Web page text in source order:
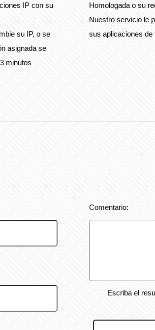
IP con su
su IP, o se
asignada se
minutos
Homologada o su
Nuestro servicio le
sus aplicaciones de
Comentario:
Escriba el